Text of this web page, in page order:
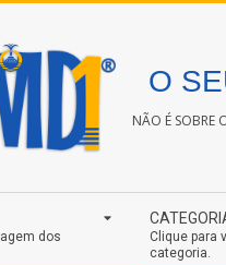
O
NÃO É SOBRE
dos
Clique para
categoria.